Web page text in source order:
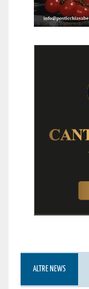
ALTRE NEWS